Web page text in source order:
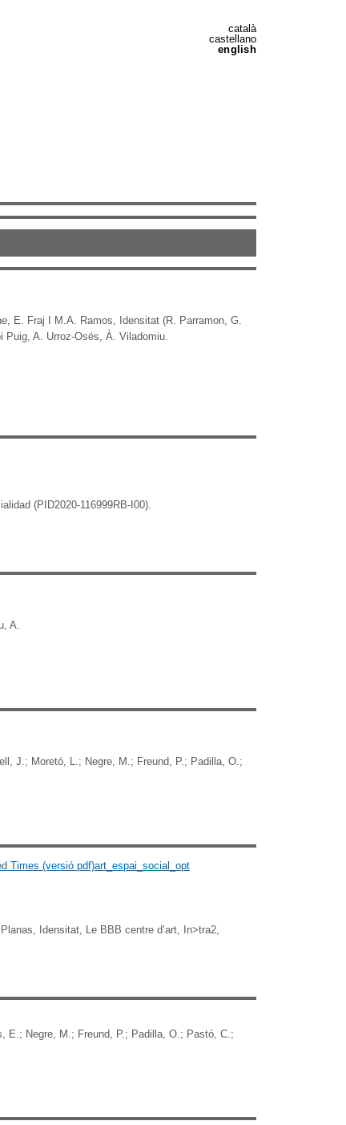
català
castellano
english
E. Fraj I M.A. Ramos, Idensitat (R. Parramon, G.
A. Urroz-Osés, À. Viladomiu.
(PID2020-116999RB-I00).
A.
J.; Moretó, L.; Negre, M.; Freund, P.; Padilla, O.;
Times (versió pdf)art_espai_social_opt
Idensitat, Le BBB centre d’art, In>tra2,
E.; Negre, M.; Freund, P.; Padilla, O.; Pastó, C.;